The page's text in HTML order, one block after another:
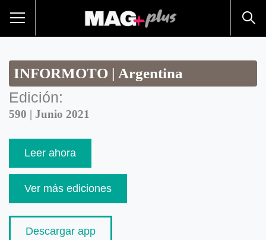
INFORMOTO | Argentina
Edición:
590 | Junio 2021
Leer ahora
Ver más ediciones
Descargar app